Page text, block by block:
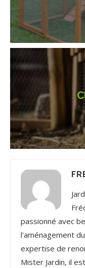
passionné avec
l'aménagement
expertise de
Mister Jardin, il